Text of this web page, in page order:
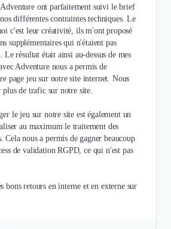
Adventure ont parfaitement suivi le brief
différentes contraintes techniques. Le
c'est leur créativité, ils m'ont proposé
supplémentaires qui n'étaient pas
Le résultat était ainsi au-dessus de mes
Adventure nous a permis de
page jeu sur notre site internet. Nous
de trafic sur notre site.
le jeu sur notre site est également un
au maximum le traitement des
Cela nous a permis de gagner beaucoup
de validation RGPD, ce qui n'est pas
bons retours en interne et en externe sur